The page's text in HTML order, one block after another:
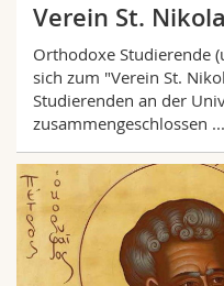
Verein St.
Orthodoxe Studierende
sich zum "Verein St.
Studierenden an der
zusammengeschlossen ...